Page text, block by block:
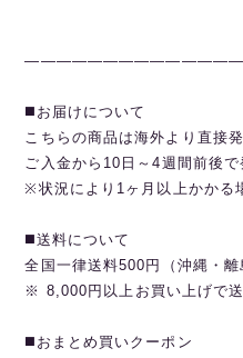
◼️お届けについて
こちらの商品は海外より直接
ご入金から10日～4週間前後で
※状況により1ヶ月以上かかる
◼️送料について
全国一律送料500円（沖縄・離
※ 8,000円以上お買い上げで
◼️おまとめ買いクーポン